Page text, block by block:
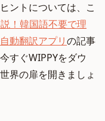
ントについては、こ
！韓国語不要で理
動翻訳アプリの記事
すぐWIPPYをダウ
界の扉を開きましょ